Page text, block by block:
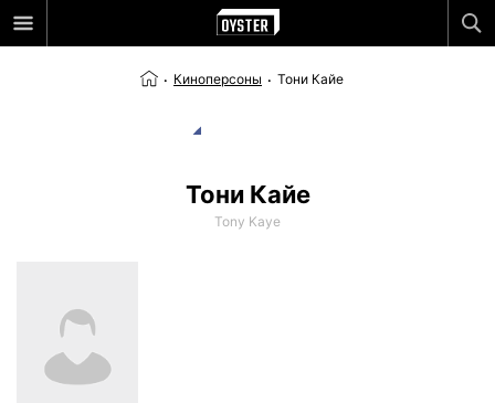
Киноперсоны Тони Кайе
Тони Кайе
Tony Kaye